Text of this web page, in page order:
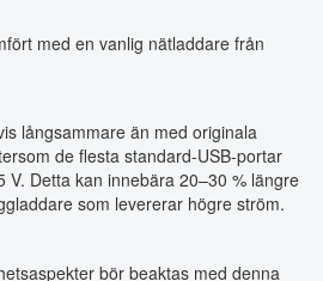
med en vanlig nätladdare från
långsammare än med originala
de flesta standard-USB-portar
V. Detta kan innebära 20–30 % längre
som levererar högre ström.
bör beaktas med denna